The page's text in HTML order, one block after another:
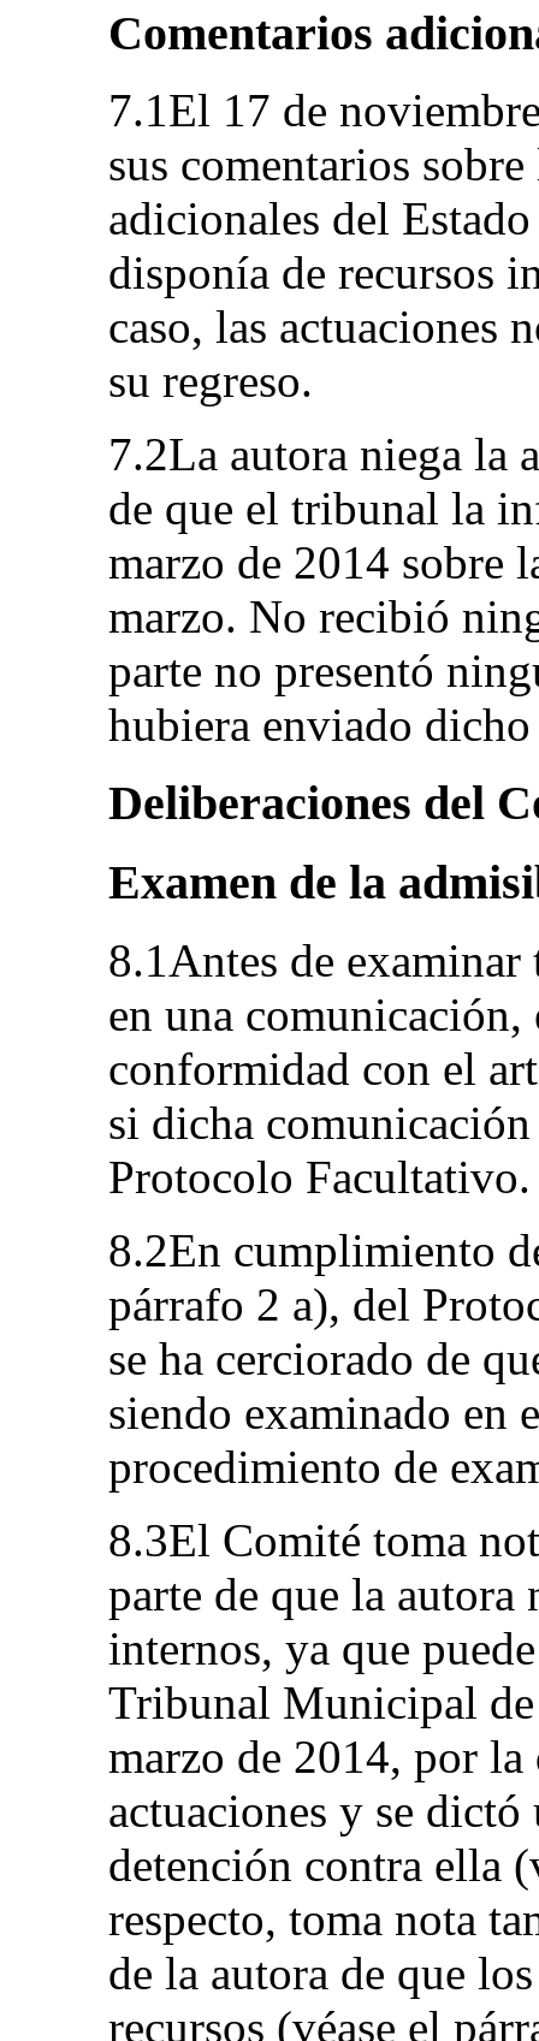
Comentarios
7.1El 17 de
sus comentarios
adicionales del
disponía de recursos
caso, las actuaciones
su regreso.
7.2La autora niega la
de que el tribunal la
marzo de 2014 sobre
marzo. No recibió
parte no presentó
hubiera enviado dicho
Deliberaciones del
Examen de la
8.1Antes de
en una
conformidad con el
si dicha
Protocolo Facultativo.
8.2En cumplimiento
párrafo 2 a), del
se ha cerciorado de
siendo examinado en
procedimiento de
8.3El Comité toma
parte de que la autora
internos, ya que
Tribunal Municipal
marzo de 2014, por la
actuaciones y se
detención contra ella
respecto, toma nota
de la autora de que
recursos (véase el